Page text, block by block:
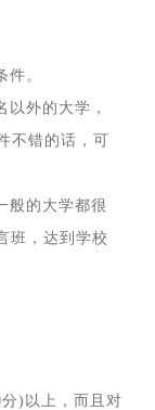
。
外的大学，
不错的话，可
的大学都很
班，达到学校
)以上，而且对